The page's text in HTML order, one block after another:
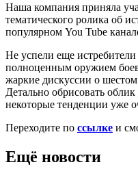
Наша компания приняла
тематического ролика об
популярном You Tube
Не успели еще истребители
полноценным оружием
жаркие дискуссии о
Детально обрисовать
некоторые тенденции уже
Переходите по ссылке и
Ещё новости